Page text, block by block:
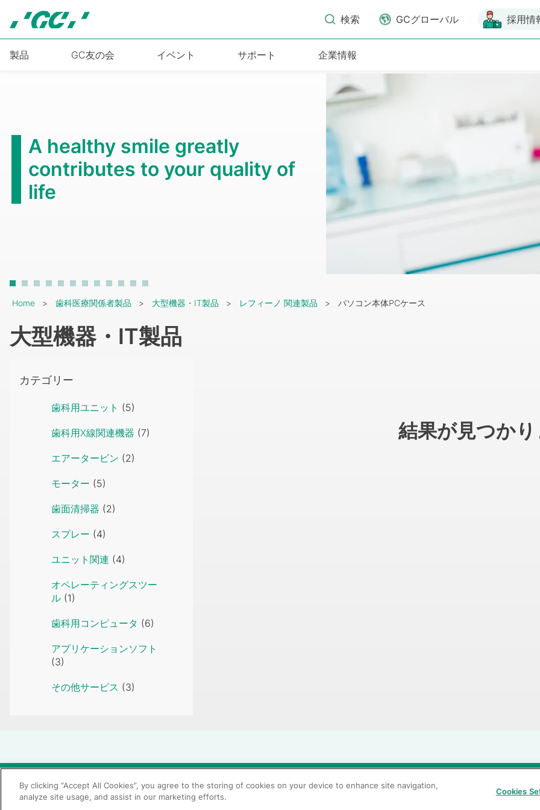
検索 GCグローバル 採用情
製品 GC友の会 イベント サポート 企業情報
A healthy smile greatly
contributes to your quality of
life
Breadcrumb
Home 歯科医療関係者製品 大型機器・IT製品 レフィーノ 関連製品 パソコン本体PCケース
大型機器・IT製品
カテゴリー
歯科用ユニット (5)
歯科用X線関連機器 (7)
エアータービン (2)
モーター (5)
歯面清掃器 (2)
スプレー (4)
ユニット関連 (4)
オペレーティングスツー
ル (1)
歯科用コンピュータ (6)
アプリケーションソフト
(3)
その他サービス (3)
結果が見つか
© 2026 GC Corp. 無断転載禁止 お問い合わせ 当サイトの利用条件 個人情報保護方針
By clicking “Accept All Cookies”, you agree to the storing of cookies on your device to enhance site navigation,
analyze site usage, and assist in our marketing efforts.
Cookies